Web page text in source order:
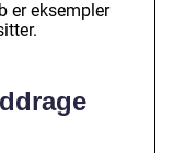
er eksempler